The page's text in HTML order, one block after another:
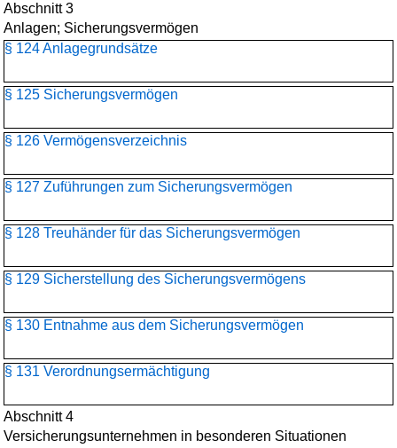
Abschnitt 3
Anlagen; Sicherungsvermögen
§ 124 Anlagegrundsätze
§ 125 Sicherungsvermögen
§ 126 Vermögensverzeichnis
§ 127 Zuführungen zum Sicherungsvermögen
§ 128 Treuhänder für das Sicherungsvermögen
§ 129 Sicherstellung des Sicherungsvermögens
§ 130 Entnahme aus dem Sicherungsvermögen
§ 131 Verordnungsermächtigung
Abschnitt 4
Versicherungsunternehmen in besonderen Situationen